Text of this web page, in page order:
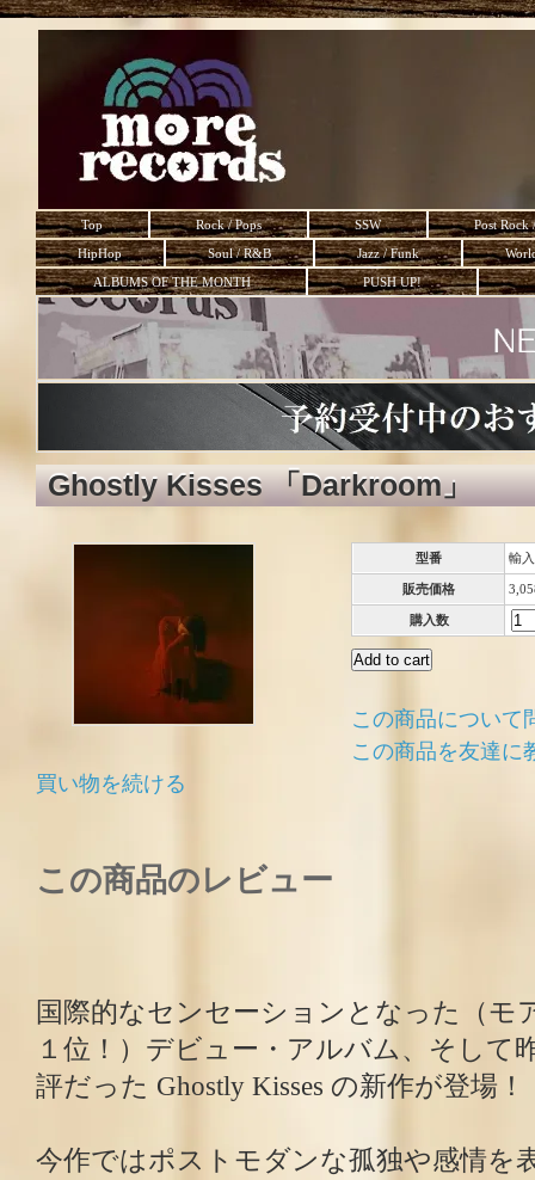
Top Rock / Pops SSW
Post Rock
HipHop
Soul / R&B Jazz / Funk
ALBUMS OF THE MONTH
PUSH UP!
Ghostly Kisses 「Darkroom」
型番 輸
販売価格
購入数
この商品について
この商品を友達に
買い物を続ける
この商品のレビュー
国際的なセンセーションとなった（モ
１位！）デビュー・アルバム、そして
評だった Ghostly Kisses の新作が登場！
今作ではポストモダンな孤独や感情を